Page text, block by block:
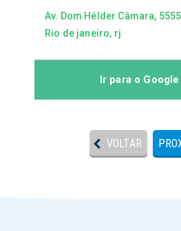
Av. Dom Hélder Câmara,
Rio de janeiro, rj
Ir para o
VOLTAR